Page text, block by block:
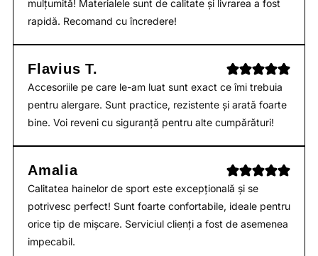
mulțumită! Materialele sunt de calitate și livrarea a fost
rapidă. Recomand cu încredere!
Flavius T.
Accesoriile pe care le-am luat sunt exact ce îmi trebuia
pentru alergare. Sunt practice, rezistente și arată foarte
bine. Voi reveni cu siguranță pentru alte cumpărături!
Amalia
Calitatea hainelor de sport este excepțională și se
potrivesc perfect! Sunt foarte confortabile, ideale pentru
orice tip de mișcare. Serviciul clienți a fost de asemenea
impecabil.